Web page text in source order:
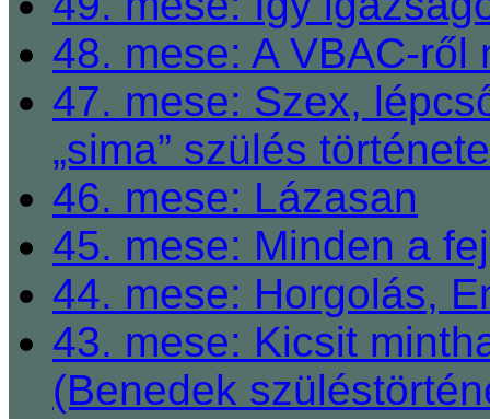
48. mese: A VBAC-
47. mese: Szex,
„sima” szülés
46. mese: Lázasan
45. mese: Minden a
44. mese: Horgolás,
43. mese: Kicsit
(Benedek